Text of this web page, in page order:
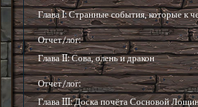
Глава I: Странные события, которые к
Отчет/лог:
Глава II: Сова, олень и дракон
Отчет/лог:
Глава III: Доска почёта Сосновой